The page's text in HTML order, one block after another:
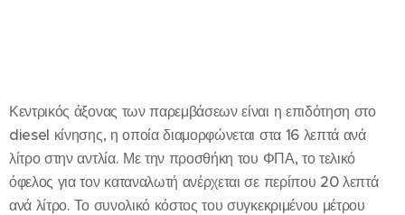
Κεντρικός άξονας των παρεμβάσεων είναι η επιδότηση στο
diesel κίνησης, η οποία διαμορφώνεται στα 16 λεπτά ανά
λίτρο στην αντλία. Με την προσθήκη του ΦΠΑ, το τελικό
όφελος για τον καταναλωτή ανέρχεται σε περίπου 20 λεπτά
ανά λίτρο. Το συνολικό κόστος του συγκεκριμένου μέτρου